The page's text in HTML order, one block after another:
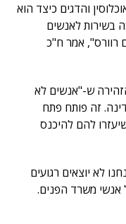
והדגים כיצד הוא
בשירות לאנשים
הלכתם רוורס", אמר ח"כ
ש-"אנשים לא
זה פותח פתח
להם להיכנס
לא יוצאים רגועים
אנשי משרד הפנים.